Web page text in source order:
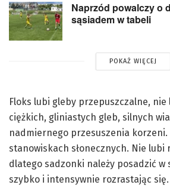
Naprzód powalczy o
sąsiadem w tabeli
POKAŻ WIĘCEJ
Floks lubi gleby przepuszczalne, nie
ciężkich, gliniastych gleb, silnych
nadmiernego przesuszenia korzeni.
stanowiskach słonecznych. Nie lubi
dlatego sadzonki należy posadzić w
szybko i intensywnie rozrastając